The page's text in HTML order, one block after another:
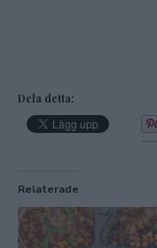
Dela detta:
Relaterade